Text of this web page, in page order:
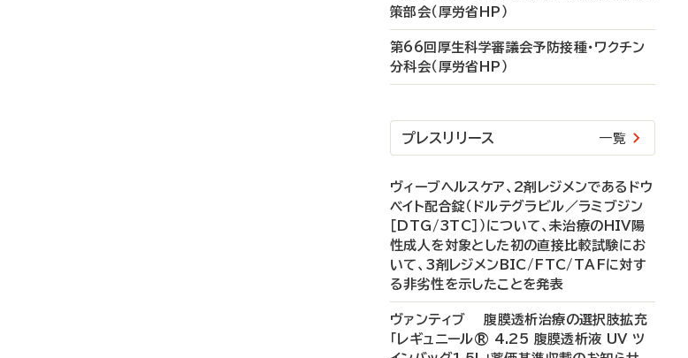
策部会（厚労省HP）
第66回厚生科学審議会予防接種・ワクチン
分科会（厚労省HP）
プレスリリース 一覧
ヴィーブヘルスケア、2剤レジメンであるドウ
ベイト配合錠（ドルテグラビル／ラミブジン
［DTG/3TC］）について、未治療のHIV陽
性成人を対象とした初の直接比較試験にお
いて、3剤レジメンBIC/FTC/TAFに対す
る非劣性を示したことを発表
ヴァンティブ 腹膜透析治療の選択肢拡充
「レギュニール® 4.25 腹膜透析液 UV ツ